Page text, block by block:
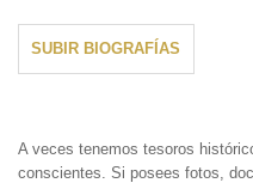
SUBIR BIOGRAFÍAS
A veces tenemos tesoros
conscientes. Si posees fotos,